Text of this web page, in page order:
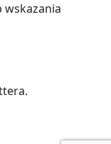
wskazania